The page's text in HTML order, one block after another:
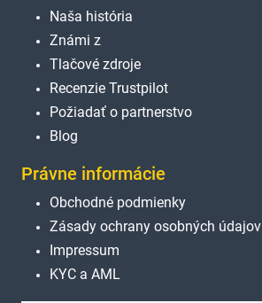
Naša história
Známi z
Tlačové zdroje
Recenzie Trustpilot
Požiadať o partnerstvo
Blog
Právne informácie
Obchodné podmienky
Zásady ochrany osobných údajov
Impressum
KYC a AML